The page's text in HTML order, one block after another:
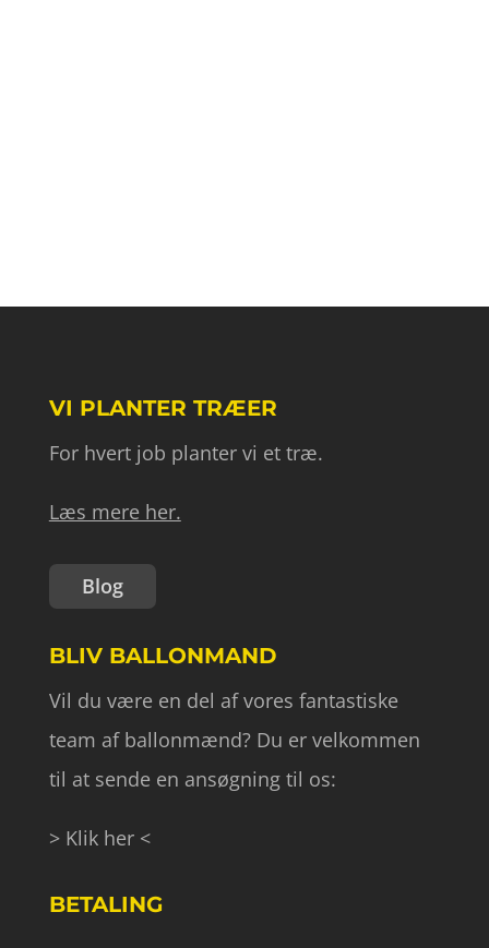
VI PLANTER TRÆER
For hvert job planter vi et træ.
Læs mere her.
Blog
BLIV BALLONMAND
Vil du være en del af vores fantastiske
team af ballonmænd? Du er velkommen
til at sende en ansøgning til os:
> Klik her <
BETALING